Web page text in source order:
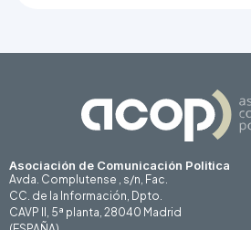
Asociación de Comunicación Politica
Avda. Complutense , s/n, Fac.
CC. de la Información, Dpto.
CAVP II, 5ª planta, 28040 Madrid